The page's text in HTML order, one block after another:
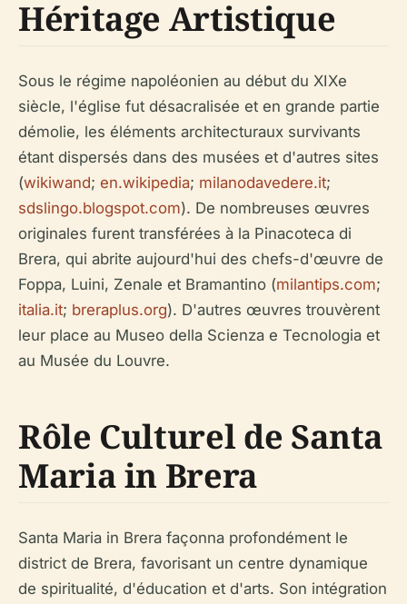
Héritage Artistique
Sous le régime napoléonien au début du XIXe
siècle, l'église fut désacralisée et en grande partie
démolie, les éléments architecturaux survivants
étant dispersés dans des musées et d'autres sites
(wikiwand; en.wikipedia; milanodavedere.it;
sdslingo.blogspot.com). De nombreuses œuvres
originales furent transférées à la Pinacoteca di
Brera, qui abrite aujourd'hui des chefs-d'œuvre de
Foppa, Luini, Zenale et Bramantino (milantips.com;
italia.it; breraplus.org). D'autres œuvres trouvèrent
leur place au Museo della Scienza e Tecnologia et
au Musée du Louvre.
Rôle Culturel de Santa
Maria in Brera
Santa Maria in Brera façonna profondément le
district de Brera, favorisant un centre dynamique
de spiritualité, d'éducation et d'arts. Son intégration